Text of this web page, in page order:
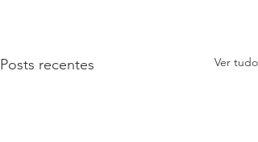
Posts recentes Ver tudo